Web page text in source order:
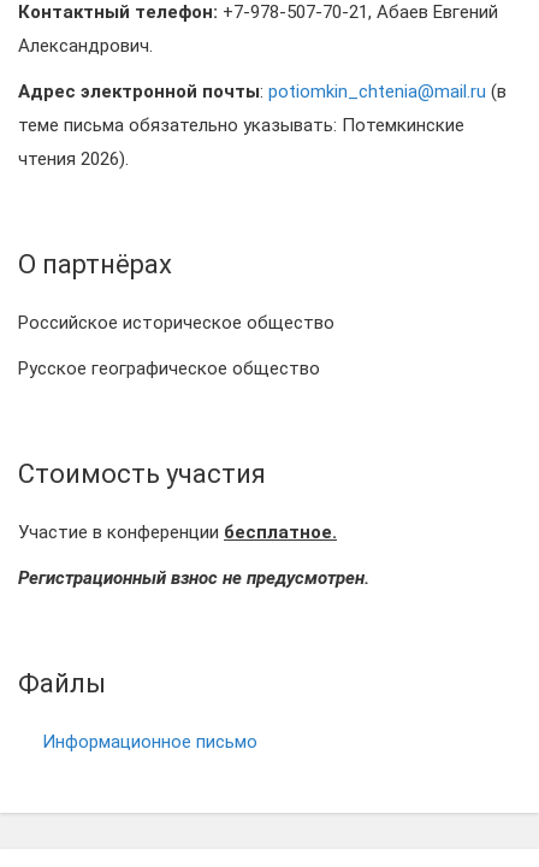
Контактный телефон: +7-978-507-70-21, Абаев Евгений
Александрович.
Адрес электронной почты: potiomkin_chtenia@mail.ru (в
теме письма обязательно указывать: Потемкинские
чтения 2026).
О партнёрах
Российское историческое общество
Русское географическое общество
Стоимость участия
Участие в конференции бесплатное.
Регистрационный взнос не предусмотрен.
Файлы
Информационное письмо